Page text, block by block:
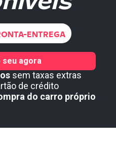
ENTREGA
sem taxas extras
de crédito
do carro próprio
seu agora